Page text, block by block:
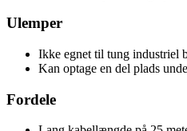
Ulemper
Ikke egnet til tung industriel
Kan optage en del plads
Fordele